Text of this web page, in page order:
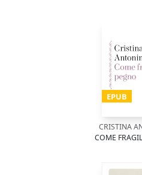
EPUB
CRISTINA
COME